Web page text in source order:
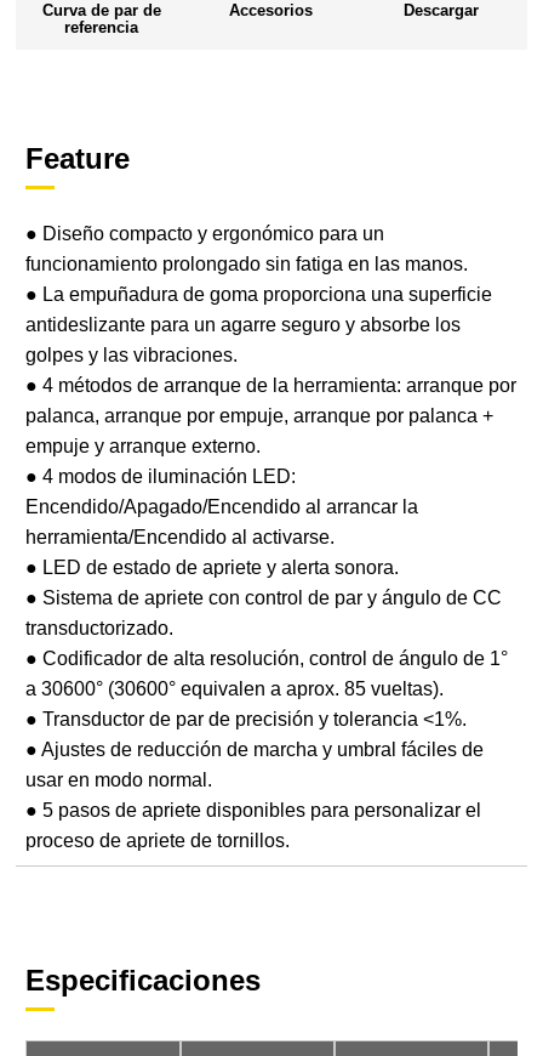
Curva de par de
referencia
Accesorios Descargar
Feature
● Diseño compacto y ergonómico para un
funcionamiento prolongado sin fatiga en las manos.
● La empuñadura de goma proporciona una superficie
antideslizante para un agarre seguro y absorbe los
golpes y las vibraciones.
● 4 métodos de arranque de la herramienta: arranque por
palanca, arranque por empuje, arranque por palanca +
empuje y arranque externo.
● 4 modos de iluminación LED:
Encendido/Apagado/Encendido al arrancar la
herramienta/Encendido al activarse.
● LED de estado de apriete y alerta sonora.
● Sistema de apriete con control de par y ángulo de CC
transductorizado.
● Codificador de alta resolución, control de ángulo de 1°
a 30600° (30600° equivalen a aprox. 85 vueltas).
● Transductor de par de precisión y tolerancia <1%.
● Ajustes de reducción de marcha y umbral fáciles de
usar en modo normal.
● 5 pasos de apriete disponibles para personalizar el
proceso de apriete de tornillos.
Especificaciones